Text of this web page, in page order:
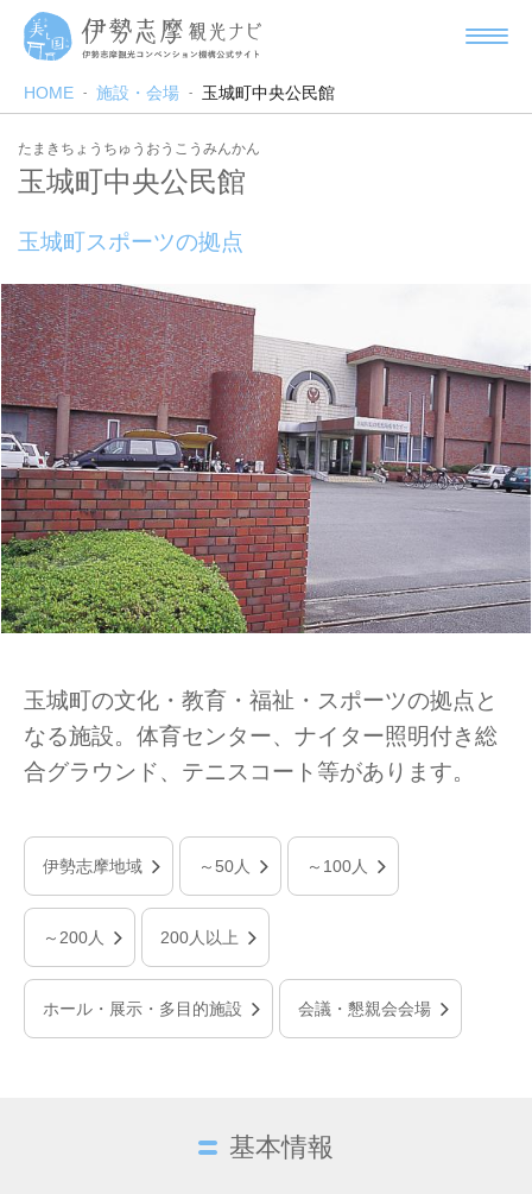
HOME 施設・会場 玉城町中央公民館
たまきちょうちゅうおうこうみんかん
玉城町中央公民館
玉城町スポーツの拠点
玉城町の文化・教育・福祉・スポーツの拠点と
なる施設。体育センター、ナイター照明付き総
合グラウンド、テニスコート等があります。
伊勢志摩地域 ～50人 ～100人
～200人 200人以上
ホール・展示・多目的施設 会議・懇親会会場
基本情報